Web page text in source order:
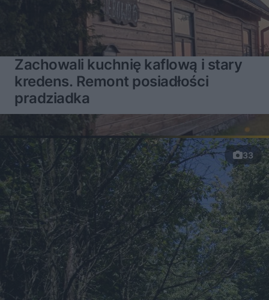
Zachowali kuchnię kaflową i stary
kredens. Remont posiadłości
pradziadka
33